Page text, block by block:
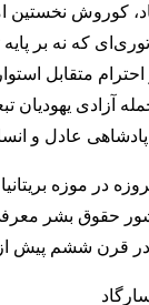
کوروش نخستین
که نه بر
متقابل
آزادی یهودیان
پادشاهی عادل و
در موزه
حقوق بشر
در قرن ششم پیش